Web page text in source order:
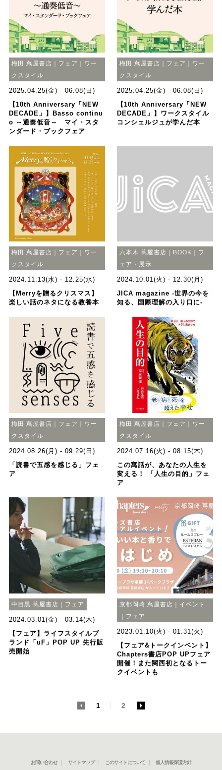
梅田 蔦屋書店｜フェア｜ワー
クスタイル
2025.04.25(金) - 06.08(日)
【10th Anniversary「NEW
DECADE」】Basso continu
o ～通奏低音～ マイ・スタ
ンダード・ブックフェア
梅田 蔦屋書店｜フェア｜ワー
クスタイル
2025.04.25(金) - 06.08(日)
【10th Anniversary「NEW
DECADE」】ワークスタイル
コンシェルジュが学んだ本
梅田 蔦屋書店｜フェア｜ワー
クスタイル
2024.11.13(水) - 12.25(水)
【Merryを贈るクリスマス】
楽しい話のネタになる教養本
六本木 蔦屋書店｜BOOK｜フ
ェア・展示
2024.10.01(火) - 12.30(月)
JICA magazine -世界の今を
知る、国際理解の入り口に-
梅田 蔦屋書店｜フェア｜ワー
クスタイル
2024.08.26(月) - 09.29(日)
「読書で五感を感じる」フェ
ア
梅田 蔦屋書店｜フェア｜ワー
クスタイル
2024.07.16(火) - 08.15(木)
この寓話が、あなたの人生を
変える！ 「人生の目的」フェ
ア
中目黒 蔦屋書店｜フェア
2024.03.01(金) - 03.14(木)
【フェア】ライフスタイルブ
ランド「uF」POP UP 先行販
売開始
京都岡崎 蔦屋書店｜イベント
｜フェア
2023.01.10(火) - 01.31(火)
【フェア&トークインベント】
Chapters書店POP UPフェア
開催！また関西初となるトー
クイベントも
1 2
お問い合わせ サイトマップ このサイトについて 個人情報保護方針